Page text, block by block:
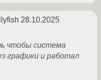
28.10.2025
чтобы система
графики и работал